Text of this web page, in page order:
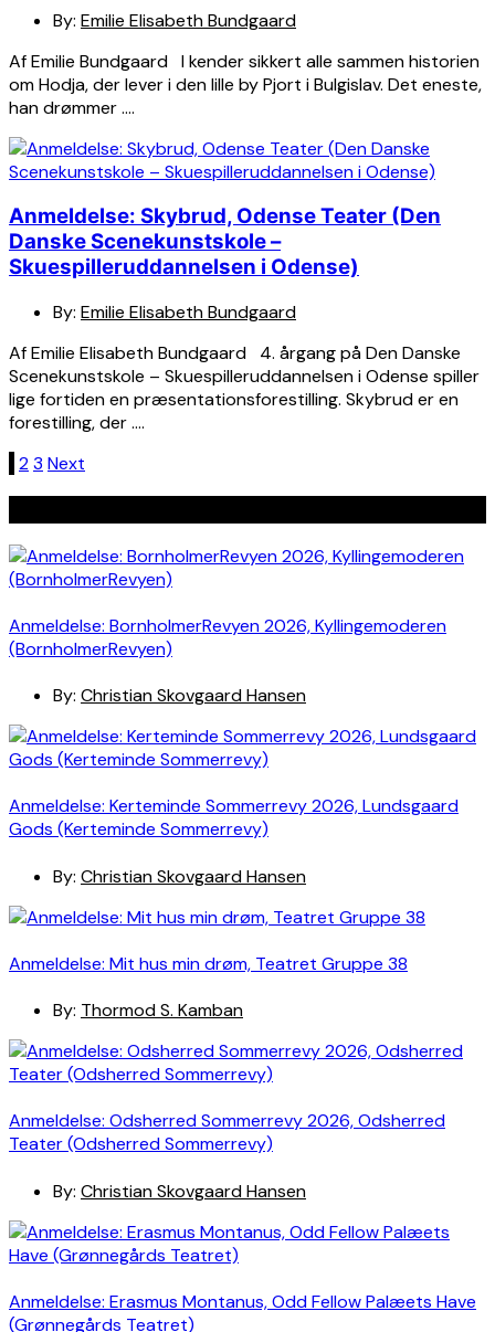
By: Emilie Elisabeth Bundgaard
Af Emilie Bundgaard I kender sikkert alle sammen historien
om Hodja, der lever i den lille by Pjort i Bulgislav. Det eneste,
han drømmer ….
Anmeldelse: Skybrud, Odense Teater (Den
Danske Scenekunstskole –
Skuespilleruddannelsen i Odense)
By: Emilie Elisabeth Bundgaard
Af Emilie Elisabeth Bundgaard 4. årgang på Den Danske
Scenekunstskole – Skuespilleruddannelsen i Odense spiller
lige fortiden en præsentationsforestilling. Skybrud er en
forestilling, der ….
Indlægsinddeling
23 Next
Anmeldelse: BornholmerRevyen 2026, Kyllingemoderen
(BornholmerRevyen)
By: Christian Skovgaard Hansen
Anmeldelse: Kerteminde Sommerrevy 2026, Lundsgaard
Gods (Kerteminde Sommerrevy)
By: Christian Skovgaard Hansen
Anmeldelse: Mit hus min drøm, Teatret Gruppe 38
By: Thormod S. Kamban
Anmeldelse: Odsherred Sommerrevy 2026, Odsherred
Teater (Odsherred Sommerrevy)
By: Christian Skovgaard Hansen
Anmeldelse: Erasmus Montanus, Odd Fellow Palæets Have
(Grønnegårds Teatret)